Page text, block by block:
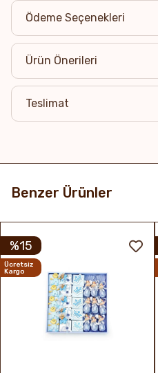
Ödeme Seçenekleri
Ürün Önerileri
Teslimat
Benzer Ürünler
%15
Ücretsiz
Kargo